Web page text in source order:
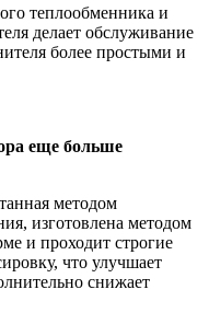
теплообменника и
делает обслуживание
более простыми и
еще больше
методом
изготовлена ​​методом
и проходит строгие
что улучшает
снижает